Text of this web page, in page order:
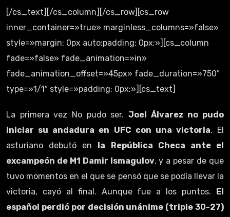
[/cs_text][/cs_column][/cs_row][cs_row
inner_container=»true» marginless_columns=»false»
style=»margin: 0px auto;padding: 0px;»][cs_column
fade=»false» fade_animation=»in»
fade_animation_offset=»45px» fade_duration=»750″
type=»1/1″ style=»padding: 0px;»][cs_text]
La primera vez No pudo ser. Joel Álvarez no pudo
iniciar su andadura en UFC con una victoria. El
asturiano debutó en la República Checa ante el
excampeón de M1 Damir Ismagulov, y a pesar de que
tuvo momentos en el que se pensó que se podía llevar la
victoria, cayó al final. Aunque fue a los puntos. El
español perdió por decisión unánime (triple 30-27)